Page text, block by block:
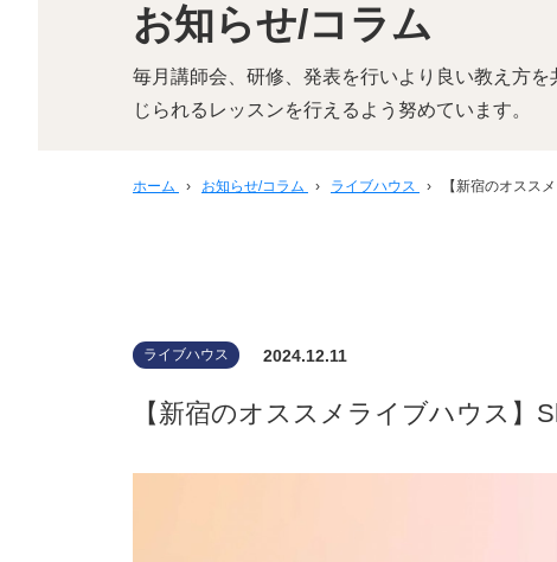
お知らせ/コラム
毎月講師会、研修、発表を行いより良い教え方を
じられるレッスンを行えるよう努めています。
ホーム › お知らせ/コラム › ライブハウス › 【新宿のオスス
ライブハウス 2024.12.11
【新宿のオススメライブハウス】